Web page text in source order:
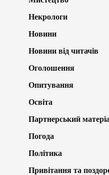
Некрологи
Новини
Новини від читачів
Оголошення
Опитування
Освіта
Партнерський
Погода
Політика
Привітання та